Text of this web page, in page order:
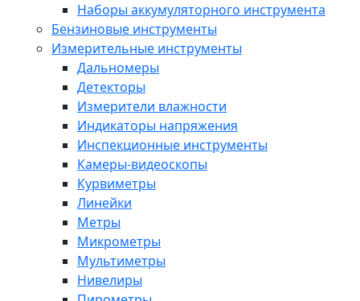
Наборы аккумуляторного инструмента
Бензиновые инструменты
Измерительные инструменты
Дальномеры
Детекторы
Измерители влажности
Индикаторы напряжения
Инспекционные инструменты
Камеры-видеоскопы
Курвиметры
Линейки
Метры
Микрометры
Мультиметры
Нивелиры